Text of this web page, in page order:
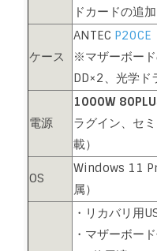
ドカードの追
ケース
ANTEC P20CE
※マザーボー
DD×2、光学ド
電源
1000W
ラグイン、セ
載）
OS
Windows 11
属）
・リカバリ用
・マザーボー